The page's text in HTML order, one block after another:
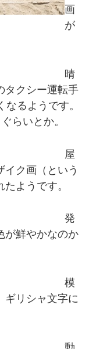
画
が
晴
タクシー運転手
るようです。
らいとか。
屋
イク画（という
ようです。
発
が鮮やかなのか
模
ギリシャ文字に